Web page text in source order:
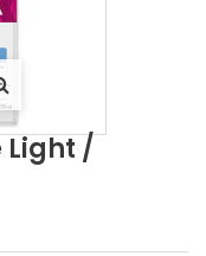
Light /